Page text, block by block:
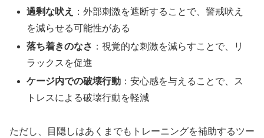
過剰な吠え
：外部刺激を遮断することで、警戒吠え
を減らせる可能性がある
落ち着きのなさ ：視覚的な刺激を減らすことで、リ
ラックスを促進
ケージ内での破壊行動 ：安心感を与えることで、ス
トレスによる破壊行動を軽減
ただし、目隠しはあくまでもトレーニングを補助するツー